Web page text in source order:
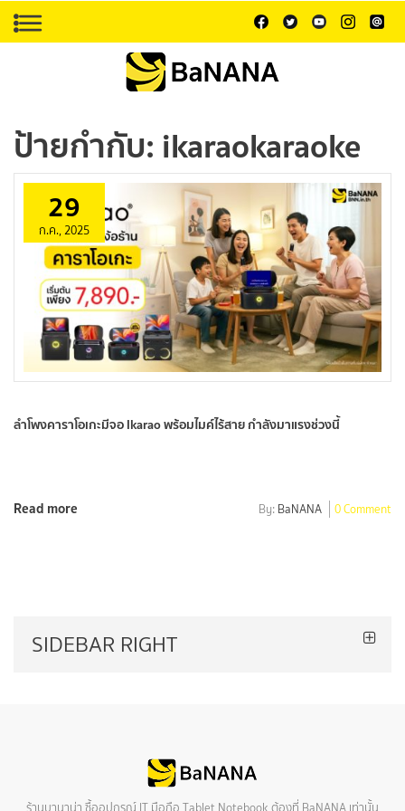
ป้ายกำกับ: ikaraokaraoke
29
ก.ค., 2025
ลำโพงคาราโอเกะมีจอ Ikarao พร้อมไมค์ไร้สาย กำลังมาแรงช่วงนี้
Read more By: BaNANA 0 Comment
SIDEBAR RIGHT